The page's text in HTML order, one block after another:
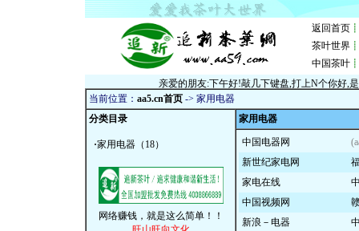
当前位置： aa5.cn首页 -> 家用电器
分类目录
·家用电器 （18）
家用电器
中国电器网
新世纪家电网
家电在线
中国视频网
新浪－电器